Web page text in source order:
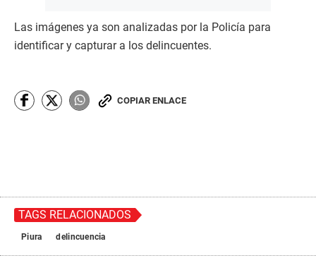
Las imágenes ya son analizadas por la Policía para
identificar y capturar a los delincuentes.
COPIAR ENLACE
TAGS RELACIONADOS
Piura delincuencia